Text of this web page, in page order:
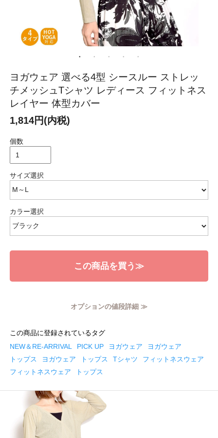
ヨガウェア 選べる4型 シースルー ストレッ
チメッシュTシャツ レディース フィットネス
レイヤー 体型カバー
1,814円(内税)
個数
サイズ選択
カラー選択
この商品を買う≫
オプションの値段詳細 ≫
この商品に登録されているタグ
NEW＆RE-ARRIVAL
PICK UP ヨガウェア
ヨガウェア
トップス
ヨガウェア トップス Tシャツ
フィットネスウェア
フィットネスウェア
トップス